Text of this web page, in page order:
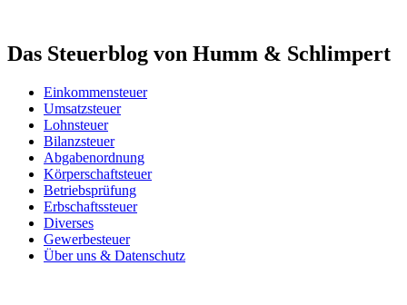
Das Steuerblog von Humm & Schlimpert
Einkommensteuer
Umsatzsteuer
Lohnsteuer
Bilanzsteuer
Abgabenordnung
Körperschaftsteuer
Betriebsprüfung
Erbschaftssteuer
Diverses
Gewerbesteuer
Über uns & Datenschutz